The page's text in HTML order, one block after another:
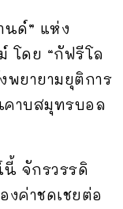
นด์” แห่ง
โดย “กัฟรีโล
พยายามยุติการ
คาบสมุทรบอล
จักรวรรดิ
งค่าชดเชยต่อ